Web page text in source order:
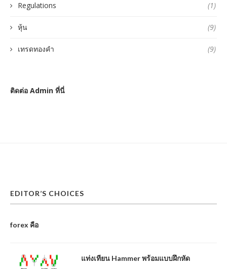
Regulations (1)
หุ้น (9)
เทรดทองคำ (9)
ติดต่อ Admin ที่นี่
EDITOR’S CHOICES
forex คือ
แท่งเทียน Hammer พร้อมแบบฝึกหัด